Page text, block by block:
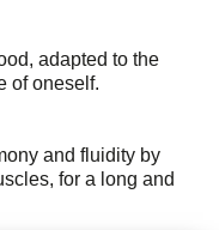
adapted to the
of oneself.
and fluidity by
for a long and